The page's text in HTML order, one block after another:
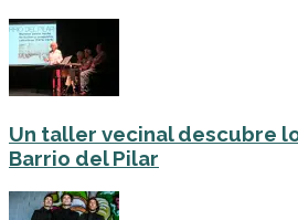
Un taller vecinal descubre
Barrio del Pilar